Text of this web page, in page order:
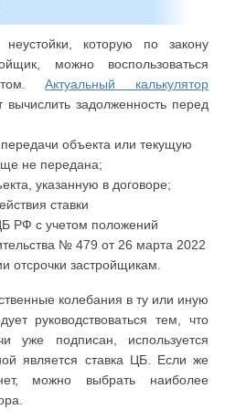
которую по закону
можно воспользоваться
Актуальный калькулятор
вычислить задолженность перед
объекта или текущую
не передана;
указанную в договоре;
ставки
РФ с учетом положений
№ 479 от 26 марта 2022
отсрочки застройщикам.
колебания в ту или иную
руководствоваться тем, что
уже подписан, используется
является ставка ЦБ. Если же
можно выбрать наиболее